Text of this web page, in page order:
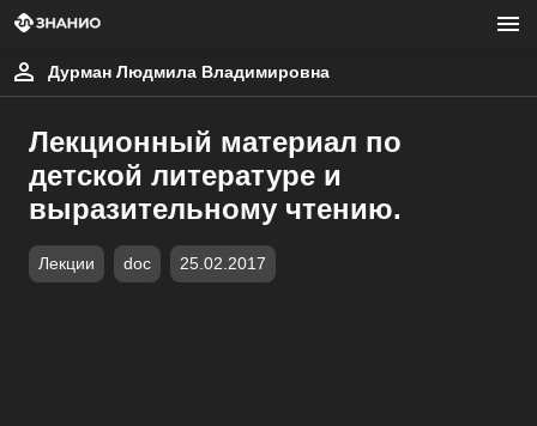
Дурман Людмила Владимировна
Лекционный материал по
детской литературе и
выразительному чтению.
Лекции doc 25.02.2017